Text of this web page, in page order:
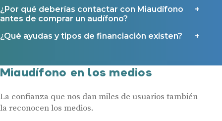
¿Por qué deberías contactar con Miaudífono
antes de comprar un audífono?
¿Qué ayudas y tipos de financiación existen?
Miaudífono en los medios
La confianza que nos dan miles de usuarios también
la reconocen los medios.